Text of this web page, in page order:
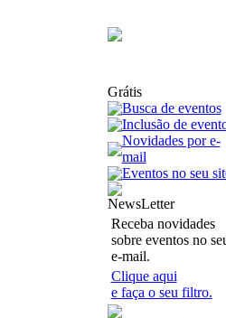
Grátis
Busca de eventos
Inclusão de
Novidades por e-
mail
Eventos no seu
NewsLetter
Receba novidades
sobre eventos no
e-mail.
Clique aqui
e faça o seu filtro.